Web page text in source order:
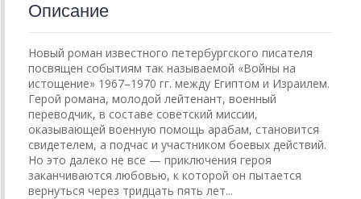
Описание
Новый роман известного петербургского писателя
посвящен событиям так называемой «Войны на
истощение» 1967–1970 гг. между Египтом и Израилем.
Герой романа, молодой лейтенант, военный
переводчик, в составе советский миссии,
оказывающей военную помощь арабам, становится
свидетелем, а подчас и участником боевых действий.
Но это далеко не все — приключения героя
заканчиваются любовью, к которой он пытается
вернуться через тридцать пять лет...